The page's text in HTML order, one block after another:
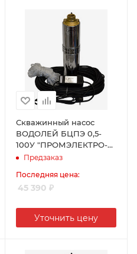
Скважинный насос
ВОДОЛЕЙ БЦПЭ 0,5-
100У "ПРОМЭЛЕКТРО-
ХАРЬКОВ"
Предзаказ
Последняя цена:
45 390 ₽
Уточнить цену